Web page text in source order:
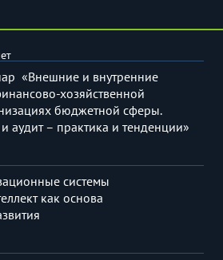
«Внешние и внутренние
хозяйственной
бюджетной сферы.
аудит – практика и тенденции»
системы
как основа